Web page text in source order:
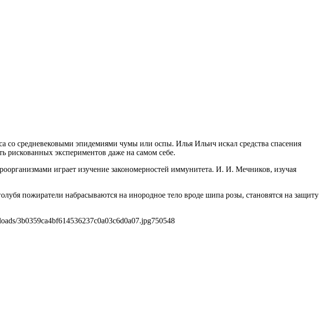
средневековыми эпидемиями чумы или оспы. Илья Ильич искал средства спасения
рискованных экспериментов даже на самом себе.
играет изучение закономерностей иммунитета. И. И. Мечников, изучая
пожиратели набрасываются на инородное тело вроде шипа розы, становятся на защиту
3b0359ca4bf614536237c0a03c6d0a07.jpg750548